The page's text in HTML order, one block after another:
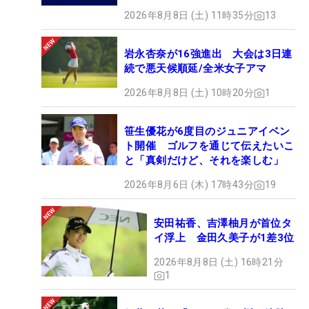
2026年8月8日 (土) 11時35分 13
岩永杏奈が16強進出 大会は3日連
続で悪天候順延/全米女子アマ
2026年8月8日 (土) 10時20分 1
笹生優花が6度目のジュニアイベン
ト開催 ゴルフを通じて伝えたいこ
と「真剣だけど、それを楽しむ」
2026年8月6日 (木) 17時43分 19
安田祐香、吉澤柚月が首位タ
イ浮上 金田久美子が1差3位
2026年8月8日 (土) 16時21分
1